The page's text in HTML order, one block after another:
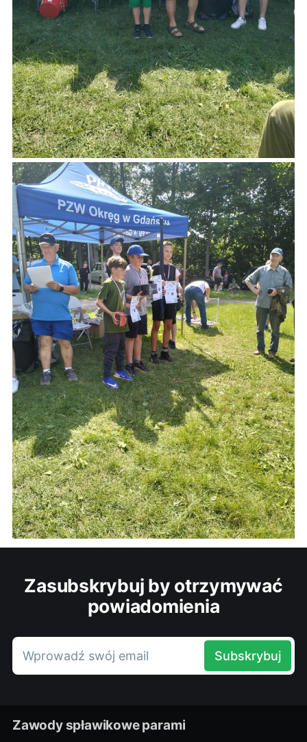
Zasubskrybuj by otrzymywać
powiadomienia
Wprowadź swój email Subskrybuj
Zawody spławikowe parami